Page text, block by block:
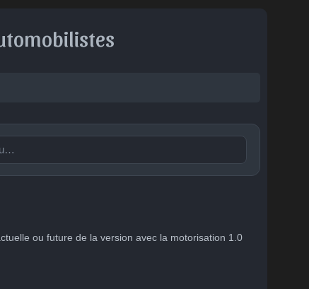
Indiffére
nt
Surpris Déçu Enervé Effrayé
Publier
ou future de la version avec la motorisation 1.0